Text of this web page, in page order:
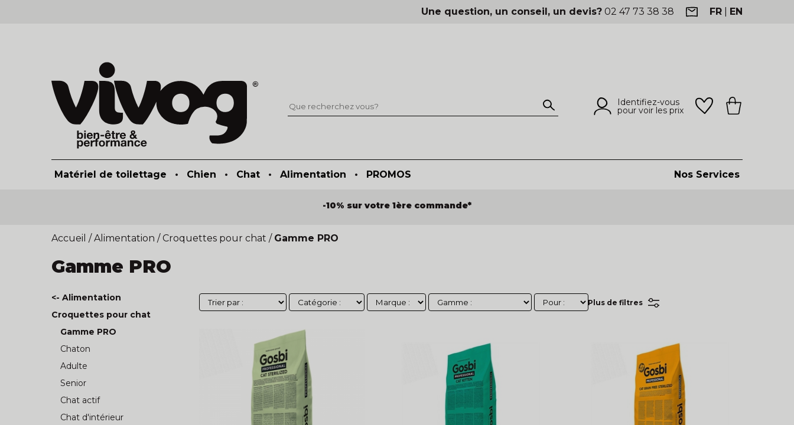
Une question, un conseil, un devis? 02 47 73 38 38 FR EN
Identifiez-vous
pour voir les prix
Matériel de toilettage • Chien • Chat • Alimentation • PROMOS Nos Services
-10% sur votre 1ère commande*
Accueil / Alimentation / Croquettes pour chat / Gamme PRO
Gamme PRO
<- Alimentation
Croquettes pour chat
Gamme PRO
Chaton
Adulte
Senior
Chat actif
Chat d'intérieur
Plus de filtres